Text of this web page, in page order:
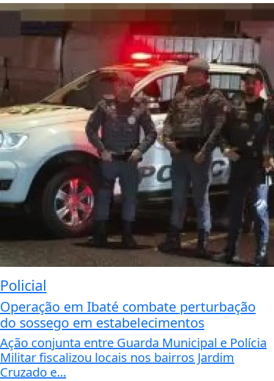
Policial
Operação em Ibaté combate perturbação
do sossego em estabelecimentos
Ação conjunta entre Guarda Municipal e Polícia
Militar fiscalizou locais nos bairros Jardim
Cruzado e...